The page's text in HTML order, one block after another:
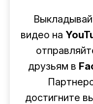
видео на
друзьям в
достигните